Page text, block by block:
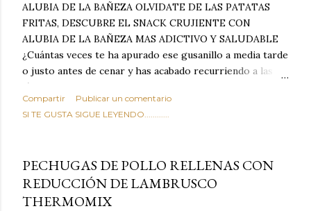
ALUBIA DE LA BAÑEZA OLVIDATE DE LAS PATATAS
FRITAS, DESCUBRE EL SNACK CRUJIENTE CON
ALUBIA DE LA BAÑEZA MAS ADICTIVO Y SALUDABLE
¿Cuántas veces te ha apurado ese gusanillo a media tarde
o justo antes de cenar y has acabado recurriendo a las
típicas patatas de bolsa, frutos secos fritos o snacks
ultraprocesados llenos de grasas saturadas y sodio?
Todos hemos estado ahí. Sin embargo, cuidarse no tiene
satisface. Estas alubias crujientes al horno van a cambiar
por completo tu forma de ver las legumbres. Olvídate de
asociar las alubias únicamente a los guisos tradicionales y
Compartir
Publicar un comentario
SI TE GUSTA SIGUE LEYENDO............
PECHUGAS DE POLLO RELLENAS CON
REDUCCIÓN DE LAMBRUSCO
THERMOMIX